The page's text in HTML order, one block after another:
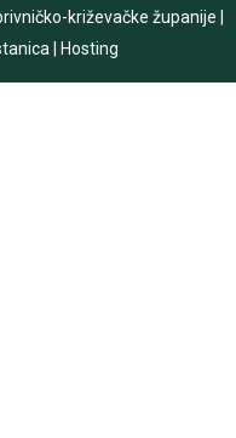
križevačke županije
Hosting